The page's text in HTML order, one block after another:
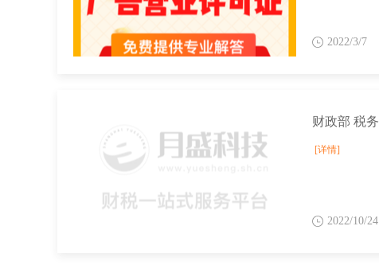
2022/3/7
[详情]
2022/10/24